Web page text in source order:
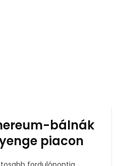
bálnák
piacon